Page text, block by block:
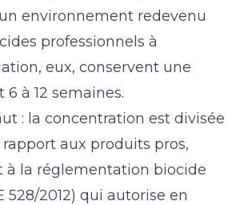
environnement redevenu
professionnels à
eux, conservent une
à 12 semaines.
: la concentration est divisée
rapport aux produits pros,
à la réglementation biocide
528/2012) qui autorise en